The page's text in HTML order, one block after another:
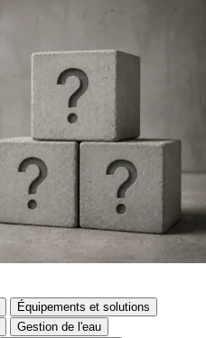
Équipements et solutions
Gestion de l'eau